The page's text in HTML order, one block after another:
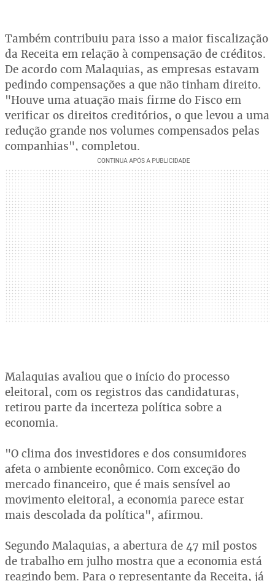
Também contribuiu para isso a maior fiscalização
da Receita em relação à compensação de créditos.
De acordo com Malaquias, as empresas estavam
pedindo compensações a que não tinham direito.
"Houve uma atuação mais firme do Fisco em
verificar os direitos creditórios, o que levou a uma
redução grande nos volumes compensados pelas
companhias", completou.
Malaquias avaliou que o início do processo
eleitoral, com os registros das candidaturas,
retirou parte da incerteza política sobre a
economia.
"O clima dos investidores e dos consumidores
afeta o ambiente econômico. Com exceção do
mercado financeiro, que é mais sensível ao
movimento eleitoral, a economia parece estar
mais descolada da política", afirmou.
Segundo Malaquias, a abertura de 47 mil postos
de trabalho em julho mostra que a economia está
reagindo bem. Para o representante da Receita, já